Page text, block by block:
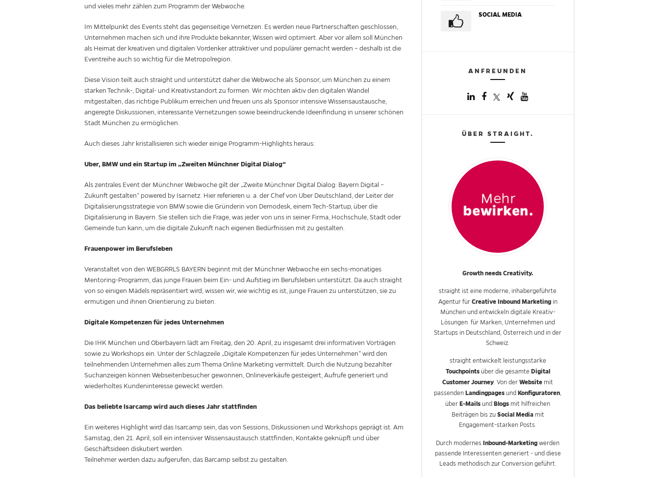
und vieles mehr zählen zum Programm der Webwoche.
Im Mittelpunkt des Events steht das gegenseitige Vernetzen. Es werden neue Partnerschaften geschlossen,
Unternehmen machen sich und ihre Produkte bekannter, Wissen wird optimiert. Aber vor allem soll München
als Heimat der kreativen und digitalen Vordenker attraktiver und populärer gemacht werden – deshalb ist die
Eventreihe auch so wichtig für die Metropolregion.
Diese Vision teilt auch straight und unterstützt daher die Webwoche als Sponsor, um München zu einem
starken Technik-, Digital- und Kreativstandort zu formen. Wir möchten aktiv den digitalen Wandel
mitgestalten, das richtige Publikum erreichen und freuen uns als Sponsor intensive Wissensaustausche,
angeregte Diskussionen, interessante Vernetzungen sowie beeindruckende Ideenfindung in unserer schönen
Stadt München zu ermöglichen.
Auch dieses Jahr kristallisieren sich wieder einige Programm-Highlights heraus:
Uber, BMW und ein Startup im „Zweiten Münchner Digital Dialog“
Als zentrales Event der Münchner Webwoche gilt der „Zweite Münchner Digital Dialog: Bayern Digital –
Zukunft gestalten“ powered by Isarnetz. Hier referieren u. a. der Chef von Uber Deutschland, der Leiter der
Digitalisierungsstrategie von BMW sowie die Gründerin von Demodesk, einem Tech-Startup, über die
Digitalisierung in Bayern. Sie stellen sich die Frage, was jeder von uns in seiner Firma, Hochschule, Stadt oder
Gemeinde tun kann, um die digitale Zukunft nach eigenen Bedürfnissen mit zu gestalten.
Frauenpower im Berufsleben
Veranstaltet von den WEBGRRLS BAYERN beginnt mit der Münchner Webwoche ein sechs-monatiges
Mentoring-Programm, das junge Frauen beim Ein- und Aufstieg im Berufsleben unterstützt. Da auch straight
von so einigen Mädels repräsentiert wird, wissen wir, wie wichtig es ist, junge Frauen zu unterstützen, sie zu
ermutigen und ihnen Orientierung zu bieten.
Digitale Kompetenzen für jedes Unternehmen
Die IHK München und Oberbayern lädt am Freitag, den 20. April, zu insgesamt drei informativen Vorträgen
sowie zu Workshops ein. Unter der Schlagzeile „Digitale Kompetenzen für jedes Unternehmen“ wird den
teilnehmenden Unternehmen alles zum Thema Online Marketing vermittelt. Durch die Nutzung bezahlter
Suchanzeigen können Webseitenbesucher gewonnen, Onlineverkäufe gesteigert, Aufrufe generiert und
wiederholtes Kundeninteresse geweckt werden.
Das beliebte Isarcamp wird auch dieses Jahr stattfinden
Ein weiteres Highlight wird das Isarcamp sein, das von Sessions, Diskussionen und Workshops geprägt ist. Am
Samstag, den 21. April, soll ein intensiver Wissensaustausch stattfinden, Kontakte geknüpft und über
Geschäftsideen diskutiert werden.
Teilnehmer werden dazu aufgerufen, das Barcamp selbst zu gestalten.
SOCIAL MEDIA
ANFREUNDEN
ÜBER STRAIGHT.
Growth needs Creativity.
straight ist eine moderne, inhabergeführte
Agentur für Creative Inbound Marketingin
München und entwickeln digitale Kreativ-
Lösungen für Marken, Unternehmen und
Startups in Deutschland, Österreich und in der
Schweiz.
straight entwickelt leistungsstarke
Touchpointsüber die gesamte Digital
Customer Journey. Von derWebsite mit
passenden Landingpages und Konfiguratoren,
über E-Mails und Blogs mit hilfreichen
Beiträgen bis zu Social Mediamit
Engagement-starken Posts.
Durch modernes Inbound-Marketing werden
passende Interessenten generiert - und diese
Leads methodisch zur Conversion geführt.